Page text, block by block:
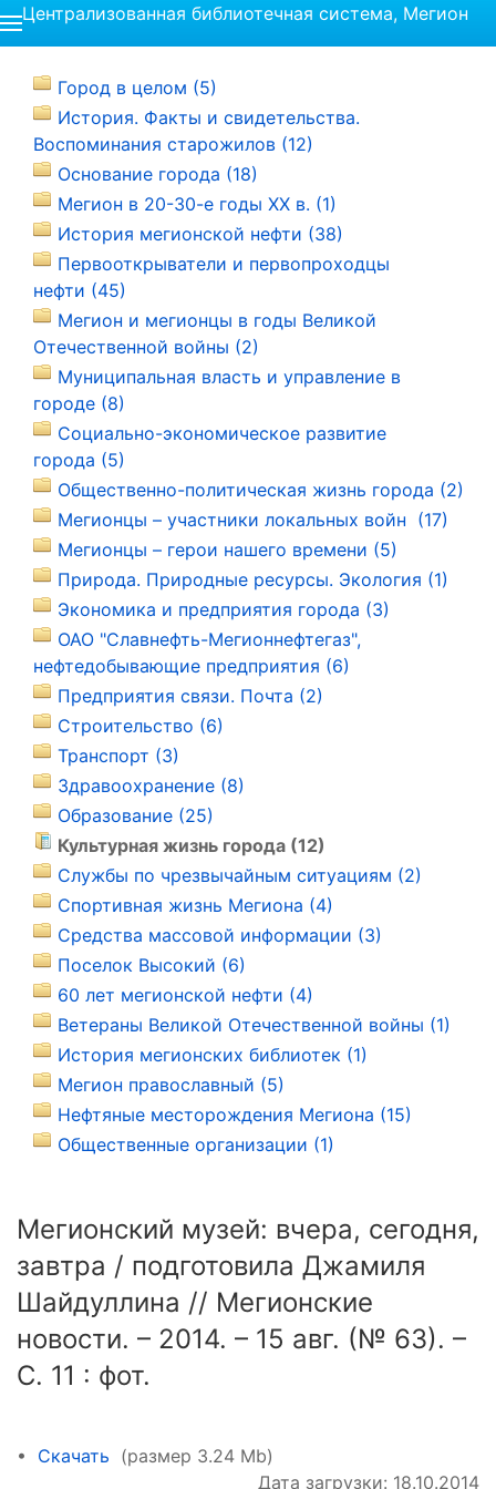
Централизованная библиотечная система, Мегион
Город в целом (5)
История. Факты и свидетельства.
Воспоминания старожилов (12)
Основание города (18)
Мегион в 20-30-е годы ХХ в. (1)
История мегионской нефти (38)
Первооткрыватели и первопроходцы
нефти (45)
Мегион и мегионцы в годы Великой
Отечественной войны (2)
Муниципальная власть и управление в
городе (8)
Социально-экономическое развитие
города (5)
Общественно-политическая жизнь города (2)
Мегионцы – участники локальных войн (17)
Мегионцы – герои нашего времени (5)
Природа. Природные ресурсы. Экология (1)
Экономика и предприятия города (3)
ОАО "Славнефть-Мегионнефтегаз",
нефтедобывающие предприятия (6)
Предприятия связи. Почта (2)
Строительство (6)
Транспорт (3)
Здравоохранение (8)
Образование (25)
Культурная жизнь города (12)
Службы по чрезвычайным ситуациям (2)
Спортивная жизнь Мегиона (4)
Средства массовой информации (3)
Поселок Высокий (6)
60 лет мегионской нефти (4)
Ветераны Великой Отечественной войны (1)
История мегионских библиотек (1)
Мегион православный (5)
Нефтяные месторождения Мегиона (15)
Общественные организации (1)
Мегионский музей: вчера, сегодня,
завтра / подготовила Джамиля
Шайдуллина // Мегионские
новости. – 2014. – 15 авг. (№ 63). –
С. 11 : фот.
• Скачать (размер 3.24 Mb)
Дата загрузки: 18.10.2014